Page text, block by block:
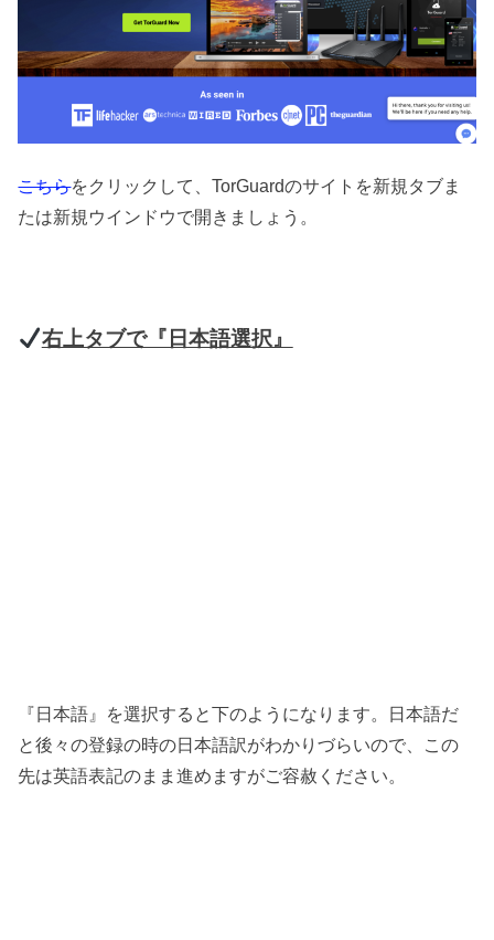
こちらをクリックして、TorGuardのサイトを新規タブま
たは新規ウインドウで開きましょう。
右上タブで『日本語選択』
『日本語』を選択すると下のようになります。日本語だ
と後々の登録の時の日本語訳がわかりづらいので、この
先は英語表記のまま進めますがご容赦ください。